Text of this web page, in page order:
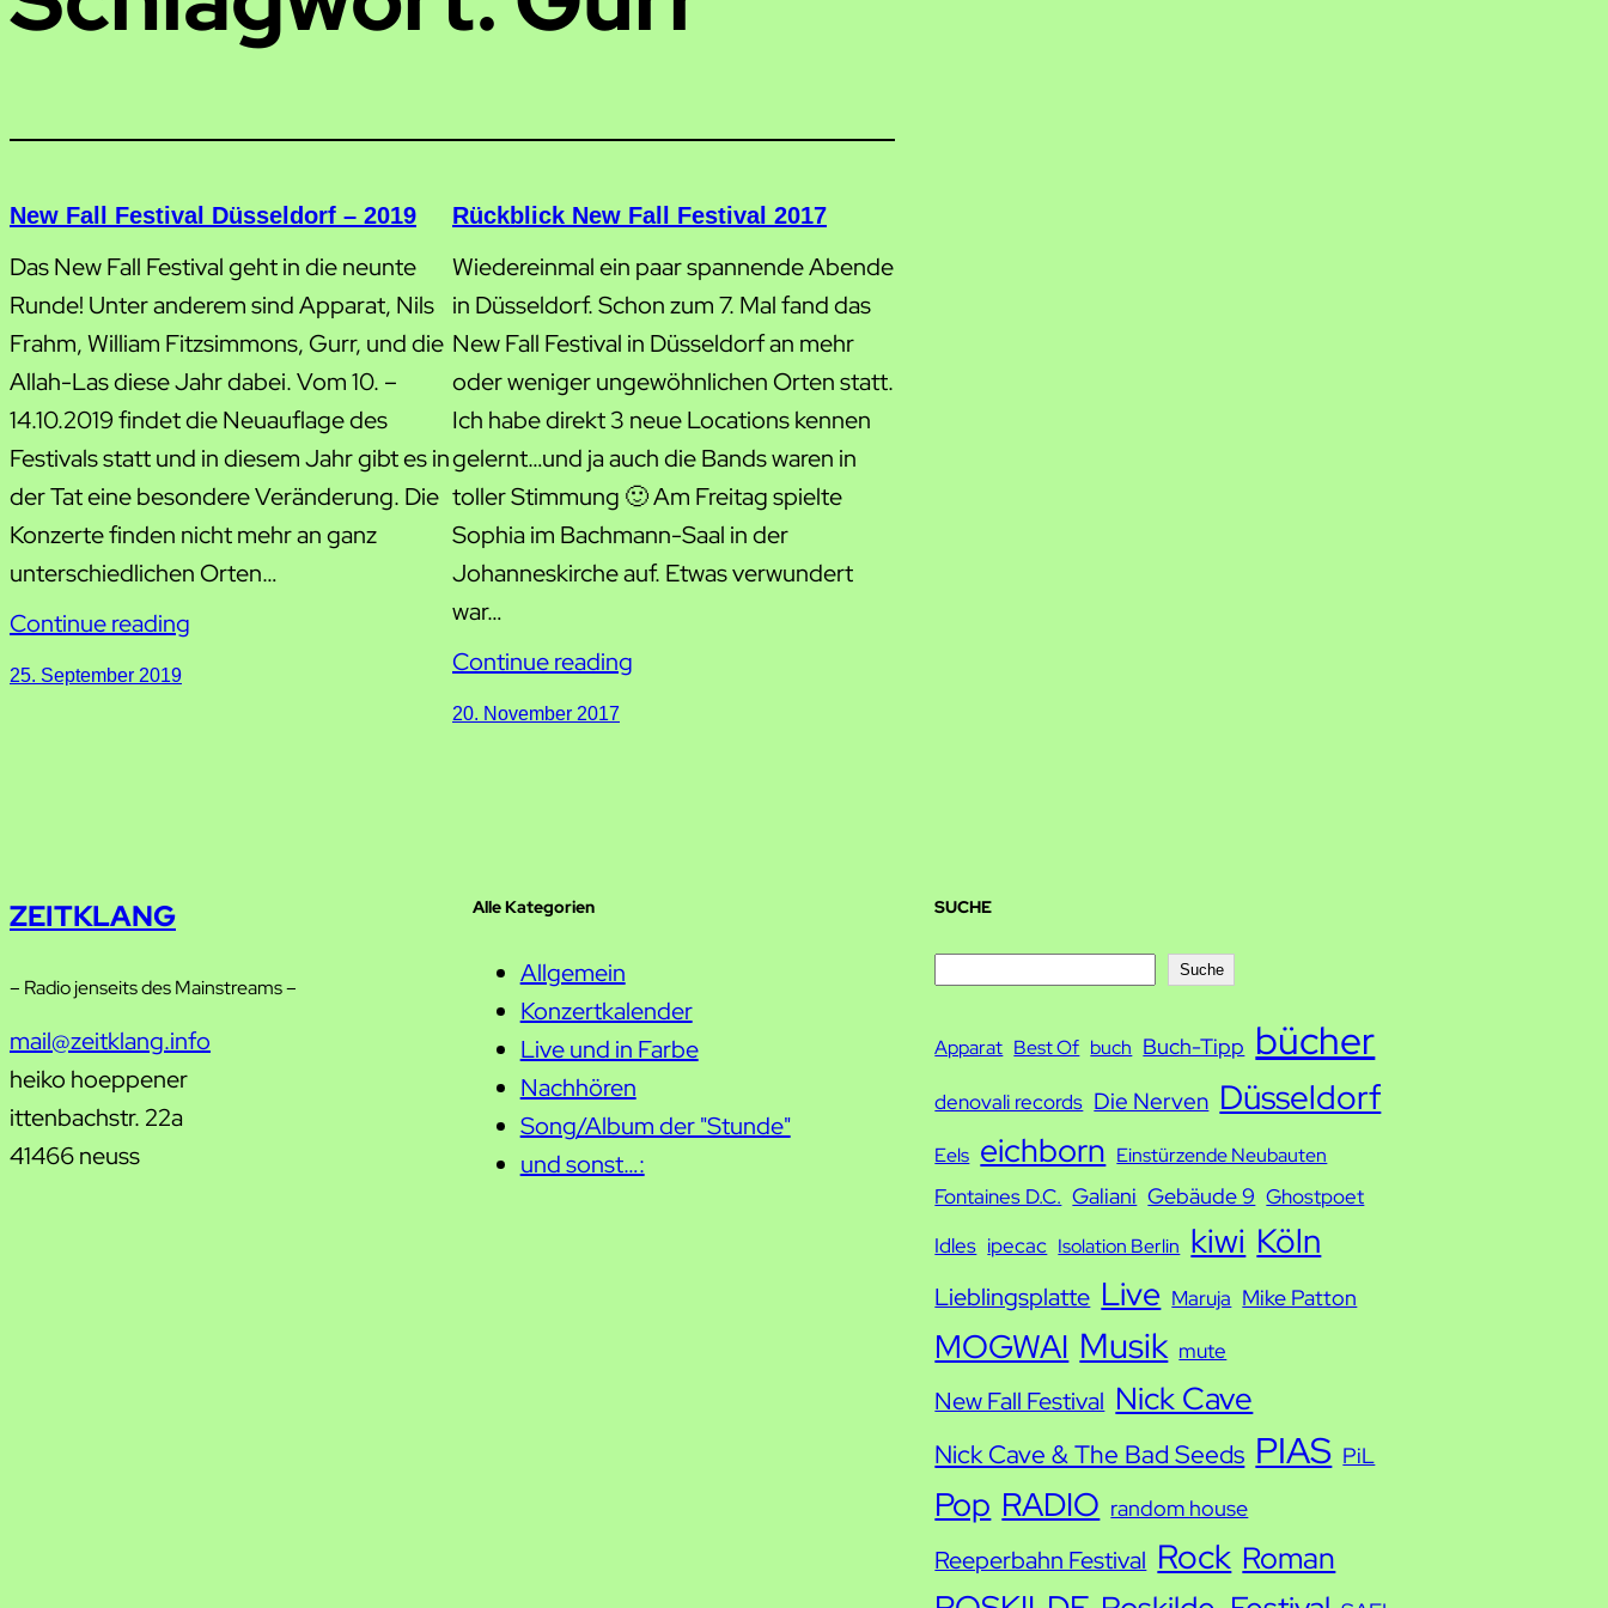
New Fall Festival Düsseldorf – 2019
Das New Fall Festival geht in die neunte
Runde! Unter anderem sind Apparat, Nils
Frahm, William Fitzsimmons, Gurr, und die
Allah-Las diese Jahr dabei. Vom 10. –
14.10.2019 findet die Neuauflage des
Festivals statt und in diesem Jahr gibt es in
der Tat eine besondere Veränderung. Die
Konzerte finden nicht mehr an ganz
unterschiedlichen Orten…
Continue reading
25. September 2019
Rückblick New Fall Festival 2017
Wiedereinmal ein paar spannende Abende
in Düsseldorf. Schon zum 7. Mal fand das
New Fall Festival in Düsseldorf an mehr
oder weniger ungewöhnlichen Orten statt.
Ich habe direkt 3 neue Locations kennen
gelernt…und ja auch die Bands waren in
toller Stimmung 🙂 Am Freitag spielte
Sophia im Bachmann-Saal in der
Johanneskirche auf. Etwas verwundert
war…
Continue reading
20. November 2017
ZEITKLANG
– Radio jenseits des Mainstreams –
mail@zeitklang.info
heiko hoeppener
ittenbachstr. 22a
41466 neuss
Alle Kategorien
Allgemein
Konzertkalender
Live und in Farbe
Nachhören
Song/Album der "Stunde"
und sonst…:
SUCHE
c
Suche
Apparat Best Of buch Buch-Tipp bücher
denovali records Die Nerven Düsseldorf
Eels eichborn Einstürzende Neubauten
Fontaines D.C. Galiani Gebäude 9 Ghostpoet
Idles ipecac Isolation Berlin kiwi Köln
Lieblingsplatte Live Maruja Mike Patton
MOGWAI Musik mute
New Fall Festival Nick Cave
Nick Cave & The Bad Seeds PIAS PiL
Pop RADIO random house
Reeperbahn Festival Rock Roman